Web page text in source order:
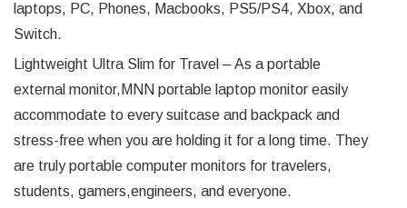
laptops, PC, Phones, Macbooks, PS5/PS4, Xbox, and
Switch.
Lightweight Ultra Slim for Travel – As a portable
external monitor,MNN portable laptop monitor easily
accommodate to every suitcase and backpack and
stress-free when you are holding it for a long time. They
are truly portable computer monitors for travelers,
students, gamers,engineers, and everyone.